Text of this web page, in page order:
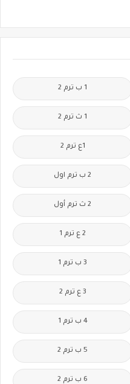
1 ب ترم 2
1 ث ترم 2
1ع ترم 2
2 ب ترم اول
2 ث ترم أول
2 ع ترم 1
3 ب ترم 1
3 ع ترم 2
4 ب ترم 1
5 ب ترم 2
6 ب ترم 2